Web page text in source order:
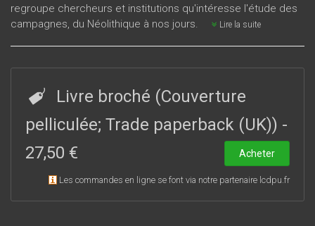
regroupe chercheurs et institutions qu'intéresse l'étude des
campagnes, du Néolithique à nos jours.
Lire la suite
Livre broché (Couverture
pelliculée; Trade paperback (UK)) -
27,50 €
Acheter
Les commandes en ligne se font via notre partenaire lcdpu.fr